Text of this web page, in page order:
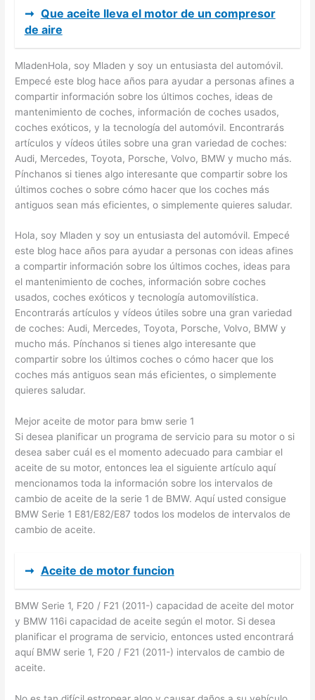
➞ Que aceite lleva el motor de un compresor
de aire
MladenHola, soy Mladen y soy un entusiasta del automóvil.
Empecé este blog hace años para ayudar a personas afines a
compartir información sobre los últimos coches, ideas de
mantenimiento de coches, información de coches usados,
coches exóticos, y la tecnología del automóvil. Encontrarás
artículos y vídeos útiles sobre una gran variedad de coches:
Audi, Mercedes, Toyota, Porsche, Volvo, BMW y mucho más.
Pínchanos si tienes algo interesante que compartir sobre los
últimos coches o sobre cómo hacer que los coches más
antiguos sean más eficientes, o simplemente quieres saludar.
Hola, soy Mladen y soy un entusiasta del automóvil. Empecé
este blog hace años para ayudar a personas con ideas afines
a compartir información sobre los últimos coches, ideas para
el mantenimiento de coches, información sobre coches
usados, coches exóticos y tecnología automovilística.
Encontrarás artículos y vídeos útiles sobre una gran variedad
de coches: Audi, Mercedes, Toyota, Porsche, Volvo, BMW y
mucho más. Pínchanos si tienes algo interesante que
compartir sobre los últimos coches o cómo hacer que los
coches más antiguos sean más eficientes, o simplemente
quieres saludar.
Mejor aceite de motor para bmw serie 1
Si desea planificar un programa de servicio para su motor o si
desea saber cuál es el momento adecuado para cambiar el
aceite de su motor, entonces lea el siguiente artículo aquí
mencionamos toda la información sobre los intervalos de
cambio de aceite de la serie 1 de BMW. Aquí usted consigue
BMW Serie 1 E81/E82/E87 todos los modelos de intervalos de
cambio de aceite.
➞ Aceite de motor funcion
BMW Serie 1, F20 / F21 (2011-) capacidad de aceite del motor
y BMW 116i capacidad de aceite según el motor. Si desea
planificar el programa de servicio, entonces usted encontrará
aquí BMW serie 1, F20 / F21 (2011-) intervalos de cambio de
aceite.